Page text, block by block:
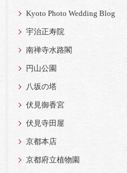
Kyoto Photo Wedding Blog
宇治正寿院
南禅寺水路閣
円山公園
八坂の塔
伏見御香宮
伏見寺田屋
京都本店
京都府立植物園